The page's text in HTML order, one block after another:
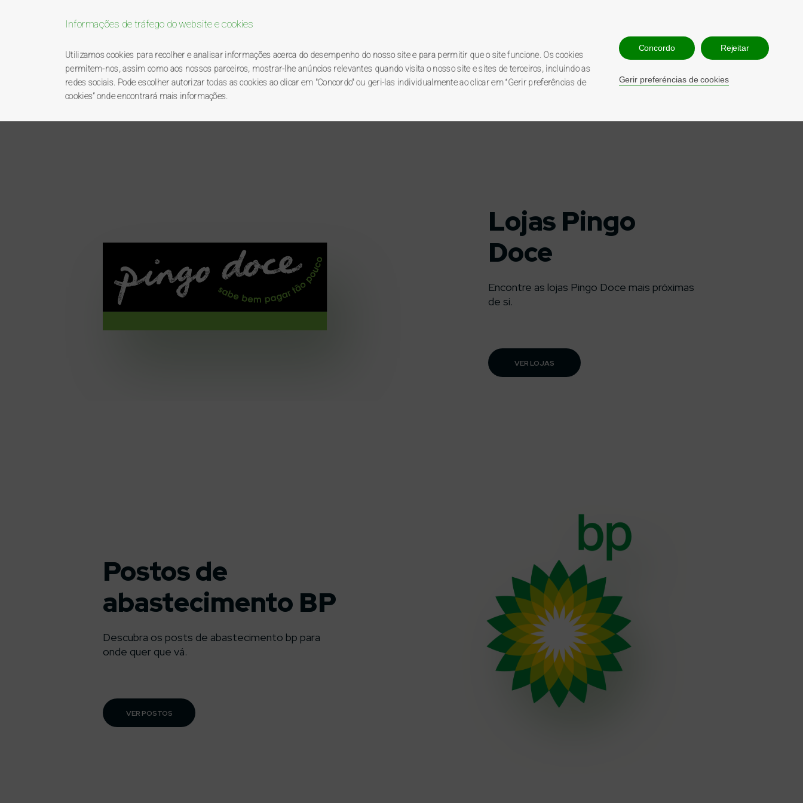
Informações de tráfego do website e cookies
Utilizamos cookies para recolher e analisar informações acerca do desempenho do nosso site e para permitir que o site funcione. Os cookies
permitem-nos, assim como aos nossos parceiros, mostrar-lhe anúncios relevantes quando visita o nosso site e sites de terceiros, incluindo as
redes sociais. Pode escolher autorizar todas as cookies ao clicar em "Concordo" ou geri-las individualmente ao clicar em “Gerir preferências de
cookies” onde encontrará mais informações.
Concordo Rejeitar
Gerir preferéncias de cookies
Encontre-nos.
Lojas Pingo
Doce
Encontre as lojas Pingo Doce mais próximas
de si.
VER LOJAS
Postos de
abastecimento BP
Descubra os posts de abastecimento bp para
onde quer que vá.
VER POSTOS